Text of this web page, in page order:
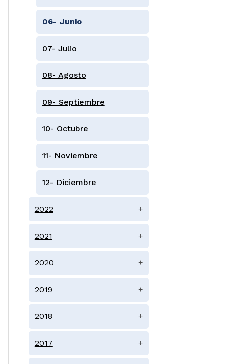
06- Junio
07- Julio
08- Agosto
09- Septiembre
10- Octubre
11- Noviembre
12- Diciembre
2022 +
2021 +
2020 +
2019 +
2018 +
2017 +